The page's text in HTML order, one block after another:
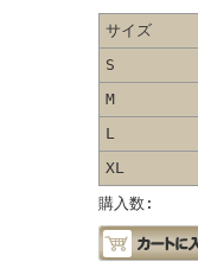
サイズ
S
M
L
XL
購入数: